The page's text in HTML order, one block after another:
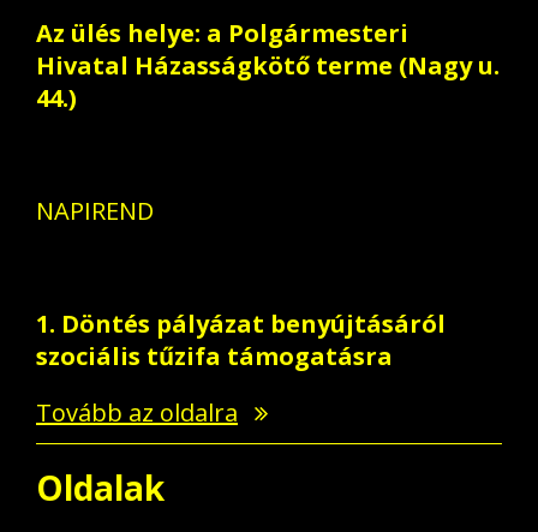
Az ülés helye: a Polgármesteri
Hivatal Házasságkötő terme (Nagy u.
44.)
NAPIREND
1. Döntés pályázat benyújtásáról
szociális tűzifa támogatásra
Tovább az oldalra
Oldalak